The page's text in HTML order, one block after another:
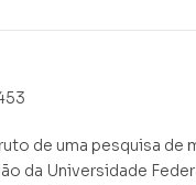
de uma pesquisa de
da Universidade